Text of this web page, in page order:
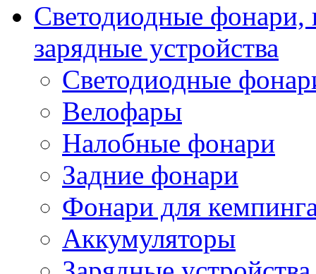
Светодиодные фонари,
зарядные устройства
Светодиодные
Велофары
Налобные фонари
Задние фонари
Фонари для
Аккумуляторы